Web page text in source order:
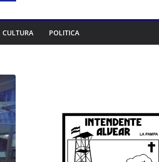
CULTURA POLITICA